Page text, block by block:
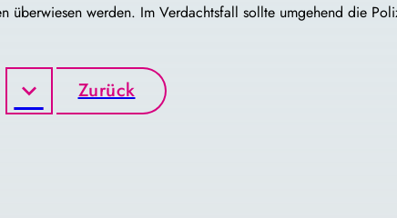
werden. Im Verdachtsfall sollte umgehend die
Zurück